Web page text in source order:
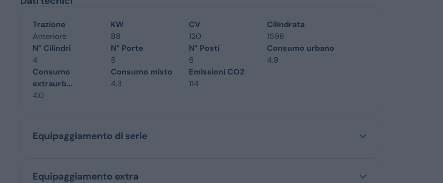
Trazione
Anteriore
KW
88
CV
120
Cilindrata
1598
N° Cilindri
4
N° Porte
5
N° Posti
5
Consumo urbano
4.9
Consumo
extraurb...
4.0
Consumo misto
4.3
Emissioni CO2
114
Equipaggiamento di serie
Equipaggiamento extra